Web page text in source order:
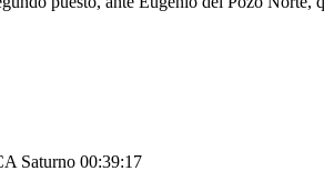
Saturno 00:39:17